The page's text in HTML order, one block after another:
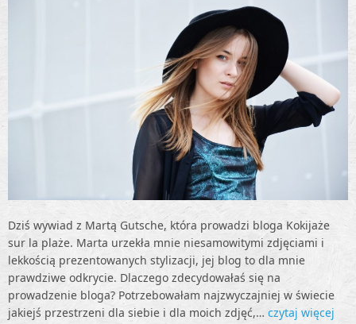
Dziś wywiad z Martą Gutsche, która prowadzi bloga Kokijaże
sur la plaże. Marta urzekła mnie niesamowitymi zdjęciami i
lekkością prezentowanych stylizacji, jej blog to dla mnie
prawdziwe odkrycie. Dlaczego zdecydowałaś się na
prowadzenie bloga? Potrzebowałam najzwyczajniej w świecie
jakiejś przestrzeni dla siebie i dla moich zdjęć,… czytaj więcej